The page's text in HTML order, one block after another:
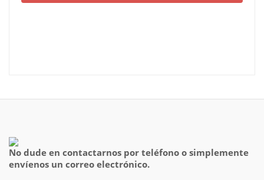
No dude en contactarnos por teléfono o simplemente
envíenos un correo electrónico.